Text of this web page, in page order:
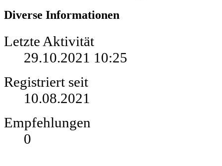
Diverse Informationen
Letzte Aktivität
29.10.2021 10:25
Registriert seit
10.08.2021
Empfehlungen
0